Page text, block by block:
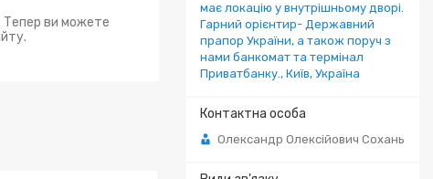
має локацію у внутрішньому дворі.
Гарний орієнтир- Державний
прапор України, а також поруч з
нами банкомат та термінал
Приватбанку., Київ, Україна
Олександр Олексійович Сохань
Тепер ви можете